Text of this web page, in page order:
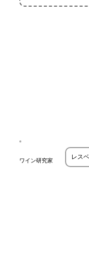
ワイン研究家 レス